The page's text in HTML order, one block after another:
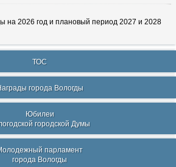
на 2026 год и плановый период 2027 и 2028
ТОС
города Вологды
Юбилеи
городской Думы
парламент
города Вологды